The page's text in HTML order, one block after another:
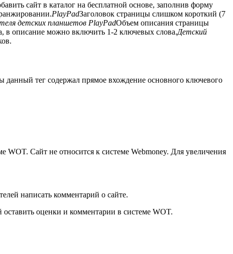
сайт в каталог на бесплатной основе, заполнив форму
PlayPadЗаголовок страницы слишком короткий (7
детских планшетов PlayPadОбъем описания страницы
в описание можно включить 1-2 ключевых слова.Детский
данный тег содержал прямое вхождение основного ключевого
Сайт не относится к системе Webmoney. Для увеличения
написать комментарий о сайте.
оценки и комментарии в системе WOT.